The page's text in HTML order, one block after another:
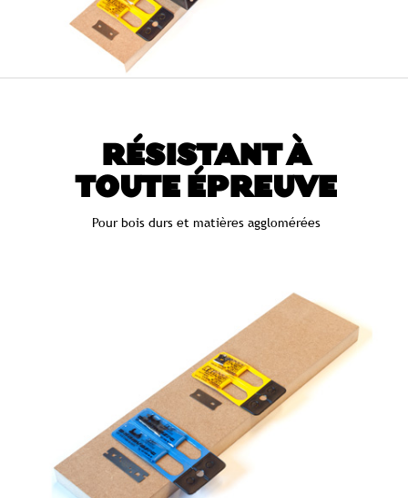
RÉSISTANT À
TOUTE ÉPREUVE
Pour bois durs et matières agglomérées